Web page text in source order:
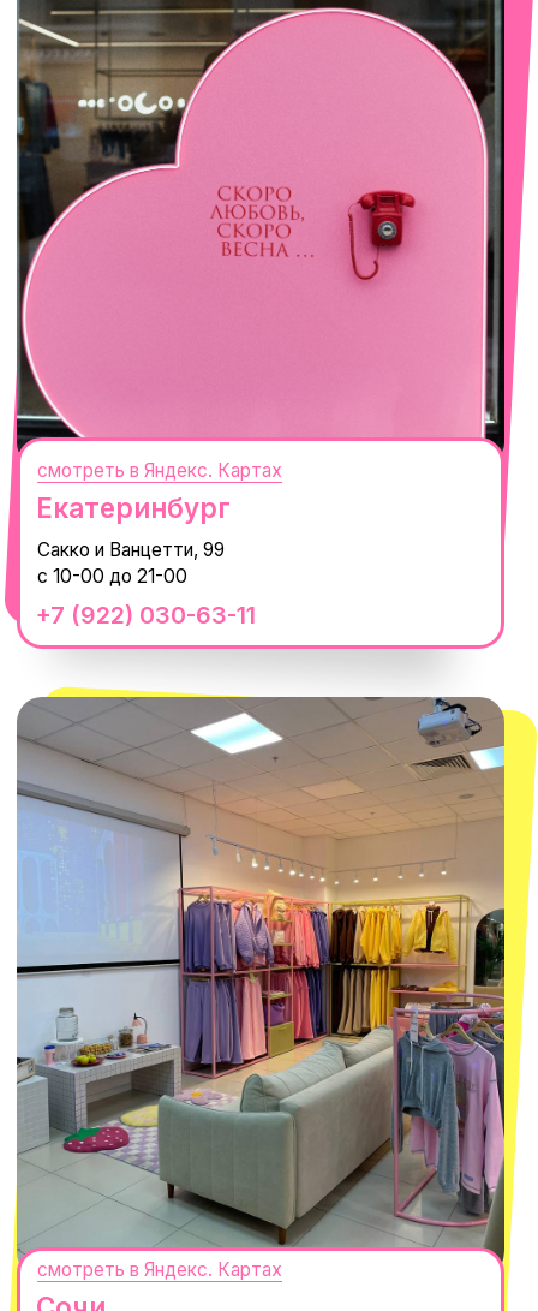
Сочи
Село Эстосадок, ТРЦ Горки Молл,
Горная Карусель, 3
+7 (919) 374-04-04
с 10-00 до 22-00
ТРК «Европолис Ростокино»
ул. Проспект Мира, 211 к2
с 10-00 до 22-00
Москва
смотреть в Яндекс.Картах
Оплата долями
Size guide
Обмен и возврат
Доставка и оплата
Реквизиты
Наши путешествия
Наши проекты
Новости
Каталог
О КОМПАНИИ
Нажимая "Подписаться", вы соглашаетесь с Политикой обработки
Согласием на рассылку электронных
ПОДПИСАТЬСЯ
СЕКРЕТНЫЕ ПРОМОКОДЫ, ПРИГЛАШЕНИЯ
НА МЕРОПРИЯТИЯ И АНОНСЫ НОВИНОК
РАНЬШЕ ВСЕХ
@MACROCOSM_STORE
MACROCOSM
300 000+ подписчиков
14'000+ подписчиков в нашем Telegram-канале